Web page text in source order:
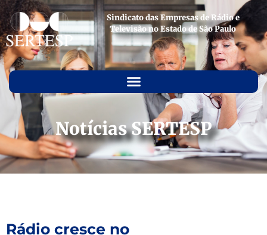
Sindicato das Empresas de Rádio e
Televisão no Estado de São Paulo
Notícias SERTESP
Rádio cresce no